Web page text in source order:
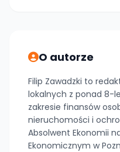
O autorze
Filip Zawadzki to
lokalnych z ponad 8-
zakresie finansów
nieruchomości i
Absolwent Ekonomii
Ekonomicznym w